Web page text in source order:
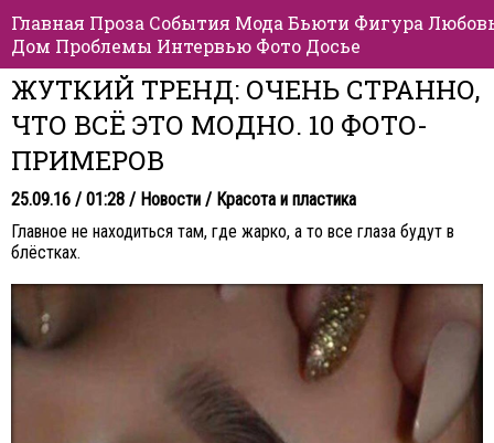
Главная Проза События Мода Бьюти Фигура
Дом Проблемы Интервью Фото Досье
ЖУТКИЙ ТРЕНД: ОЧЕНЬ СТРАННО,
ЧТО ВСЁ ЭТО МОДНО. 10 ФОТО-
ПРИМЕРОВ
25.09.16 / 01:28 / Новости / Красота и пластика
Главное не находиться там, где жарко, а то все глаза будут в
блёстках.